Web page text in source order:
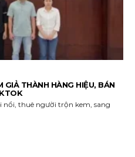
GIẢ THÀNH HÀNG HIỆU, BÁN
nổi, thuê người trộn kem, sang